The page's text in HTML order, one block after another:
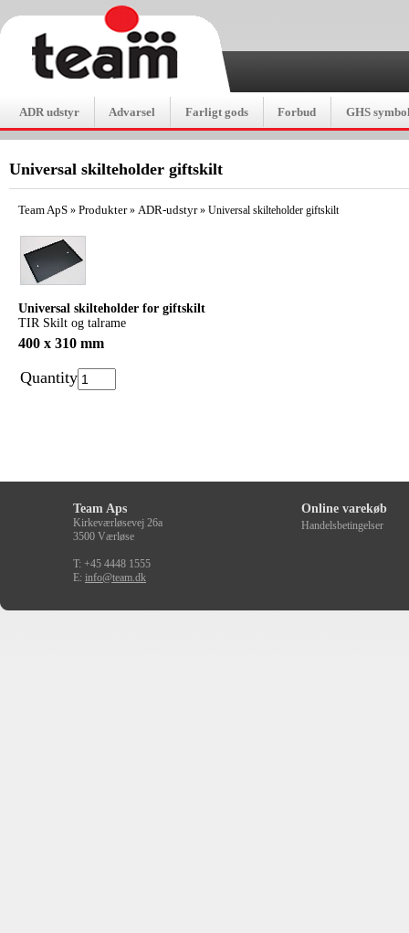
ADR udstyr Advarsel Farligt gods Forbud GHS
Universal skilteholder giftskilt
Team ApS » Produkter» ADR-udstyr» Universal skilteholder giftskilt
Universal skilteholder for giftskilt
TIR Skilt og talrame
400 x 310 mm
Quantity
Team Aps
Kirkeværløsevej 26a
3500 Værløse
T: +45 4448 1555
E: info@team.dk
Online varekøb
Handelsbetingelser